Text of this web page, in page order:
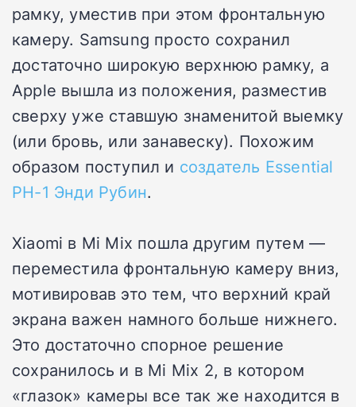
рамку, уместив при этом фронтальную
камеру. Samsung просто сохранил
достаточно широкую верхнюю рамку, а
Apple вышла из положения, разместив
сверху уже ставшую знаменитой выемку
(или бровь, или занавеску). Похожим
образом поступил и создатель Essential
PH-1 Энди Рубин.
Xiaomi в Mi Mix пошла другим путем —
переместила фронтальную камеру вниз,
мотивировав это тем, что верхний край
экрана важен намного больше нижнего.
Это достаточно спорное решение
сохранилось и в Mi Mix 2, в котором
«глазок» камеры все так же находится в